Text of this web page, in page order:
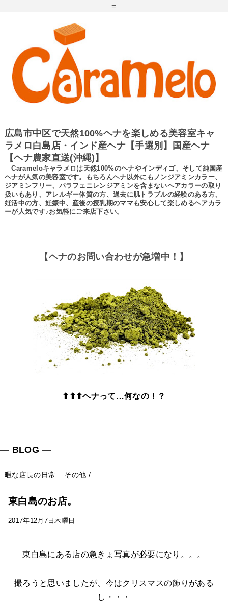
=
広島市中区で天然100%ヘナを楽しめる美容室キャ
ラメロ白島店・インド産ヘナ【手選別】国産ヘナ
【ヘナ農家直送(沖縄)】
Carameloキャラメロは天然100%のヘナやインディゴ、そして純国産
ヘナが人気の美容室です。もちろんヘナ以外にもノンジアミンカラー、
ジアミンフリー、パラフェニレンジアミンを含まないヘアカラーの取り
扱いもあり、アレルギー体質の方、過去に肌トラブルの経験のある方、
妊活中の方、妊娠中、産後の授乳期のママも安心して楽しめるヘアカラ
ーが人気です♪お気軽にご来店下さい。
【ヘナのお問い合わせが急増中！】
⬆⬆⬆ヘナって…何なの！？
― BLOG ―
暇な店長の日常... その他 /
東白島のお店。
2017年12月7日木曜日
東白島にある店の急きょ写真が必要になり。。。
撮ろうと思いましたが、今はクリスマスの飾りがある
し・・・